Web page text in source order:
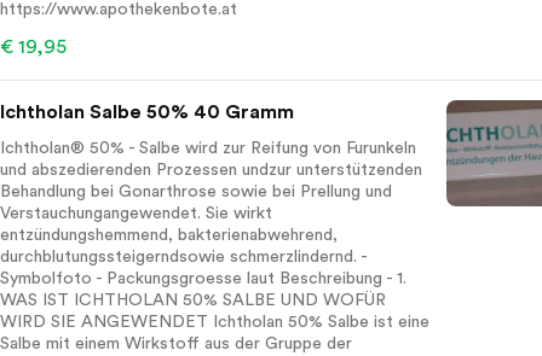
https://www.apothekenbote.at
€ 19,95
Ichtholan Salbe 50% 40 Gramm
Ichtholan® 50% - Salbe wird zur Reifung von Furunkeln
und abszedierenden Prozessen undzur unterstützenden
Behandlung bei Gonarthrose sowie bei Prellung und
Verstauchungangewendet. Sie wirkt
entzündungshemmend, bakterienabwehrend,
durchblutungssteigerndsowie schmerzlindernd. -
Symbolfoto - Packungsgroesse laut Beschreibung - 1.
WAS IST ICHTHOLAN 50% SALBE UND WOFÜR
WIRD SIE ANGEWENDET Ichtholan 50% Salbe ist eine
Salbe mit einem Wirkstoff aus der Gruppe der